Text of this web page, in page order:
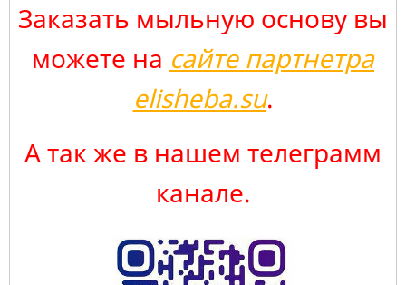
Заказать мыльную основу вы
можете на сайте партнетра
elisheba.su.
А так же в нашем телеграмм
канале.